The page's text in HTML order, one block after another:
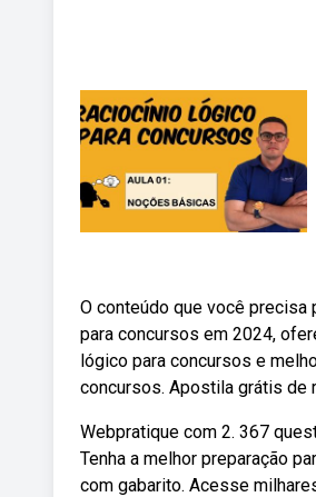
O conteúdo que você
para concursos em 2024,
lógico para concursos e
concursos. Apostila grátis de
Webpratique com 2. 367
Tenha a melhor preparação
com gabarito. Acesse